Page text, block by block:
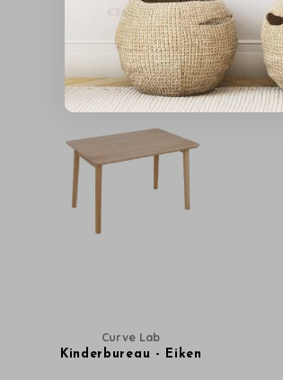
€365,00
Curve Lab
Kinderbureau - Eiken